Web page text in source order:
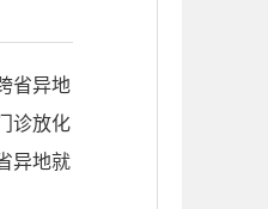
省异地
诊放化
异地就